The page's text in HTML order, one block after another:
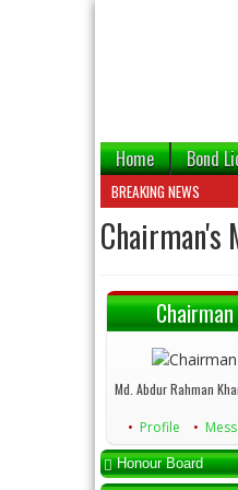
Home Bond
BREAKING NEWS
Chairman's
Chairman
Md. Abdur Rahman
Profile
Honour Board